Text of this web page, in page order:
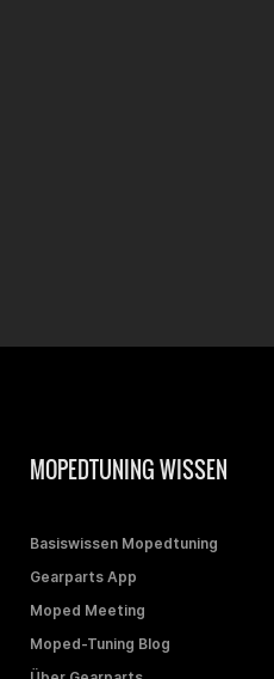
MOPEDTUNING WISSEN
Basiswissen Mopedtuning
Gearparts App
Moped Meeting
Moped-Tuning Blog